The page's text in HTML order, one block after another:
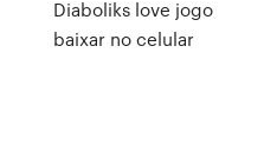
Diaboliks love jogo
baixar no celular